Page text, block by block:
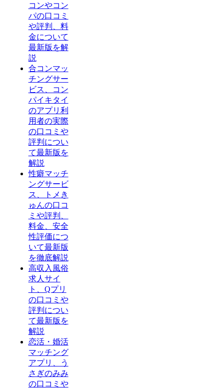
コンやコン
パの口コミ
や評判、料
金について
最新版を解
説
合コンマッ
チングサー
ビス、コン
パイキタイ
のアプリ利
用者の実際
の口コミや
評判につい
て最新版を
解説
性癖マッチ
ングサービ
ス、トメき
ゅんの口コ
ミや評判、
料金、安全
性評価につ
いて最新版
を徹底解説
高収入風俗
求人サイ
ト、Qプリ
の口コミや
評判につい
て最新版を
解説
恋活・婚活
マッチング
アプリ、う
さぎのみみ
の口コミや